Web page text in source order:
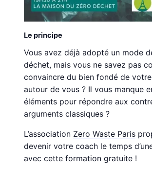
Le principe
Vous avez déjà adopté un mode
déchet, mais vous ne savez pas
convaincre du bien fondé de
autour de vous ? Il vous manque
éléments pour répondre aux
arguments classiques ?
L’association Zero Waste Paris
devenir votre coach le temps
avec cette formation gratuite !